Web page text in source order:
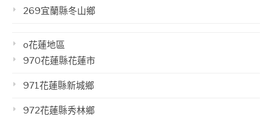
269宜蘭縣冬山鄉
o花蓮地區
970花蓮縣花蓮市
971花蓮縣新城鄉
972花蓮縣秀林鄉